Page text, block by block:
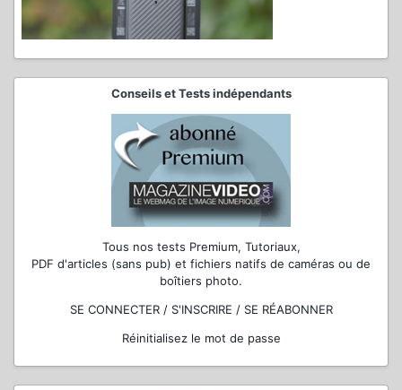
Conseils et Tests indépendants
Tous nos tests Premium, Tutoriaux,
PDF d'articles (sans pub) et fichiers natifs de caméras ou de
boîtiers photo.
SE CONNECTER / S'INSCRIRE / SE RÉABONNER
Réinitialisez le mot de passe